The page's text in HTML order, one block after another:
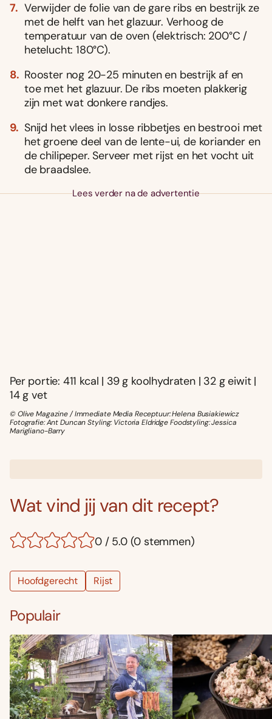
Verwijder de folie van de gare ribs en bestrijk ze
met de helft van het glazuur. Verhoog de
temperatuur van de oven (elektrisch: 200°C /
hetelucht: 180°C).
Rooster nog 20-25 minuten en bestrijk af en
toe met het glazuur. De ribs moeten plakkerig
zijn met wat donkere randjes.
Snijd het vlees in losse ribbetjes en bestrooi met
het groene deel van de lente-ui, de koriander en
de chilipeper. Serveer met rijst en het vocht uit
de braadslee.
Lees verder na de advertentie
Per portie: 411 kcal | 39 g koolhydraten | 32 g eiwit |
14 g vet
© Olive Magazine / Immediate Media Receptuur: Helena Busiakiewicz
Fotografie: Ant Duncan Styling: Victoria Eldridge Foodstyling: Jessica
Marigliano-Barry
Wat vind jij van dit recept?
0 / 5.0 (0 stemmen)
Hoofdgerecht Rijst
Populair